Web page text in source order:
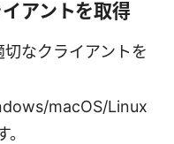
アントを取得
なクライアントを
macOS/Linux